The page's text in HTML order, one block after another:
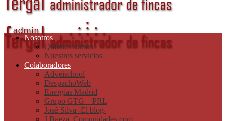
Nosotros
Quienes somos
Nuestros servicios
Colaboradores
Adveischool
DespachoWeb
Energías Madrid
Grupo GTG – PRL
José Silva -El blog-